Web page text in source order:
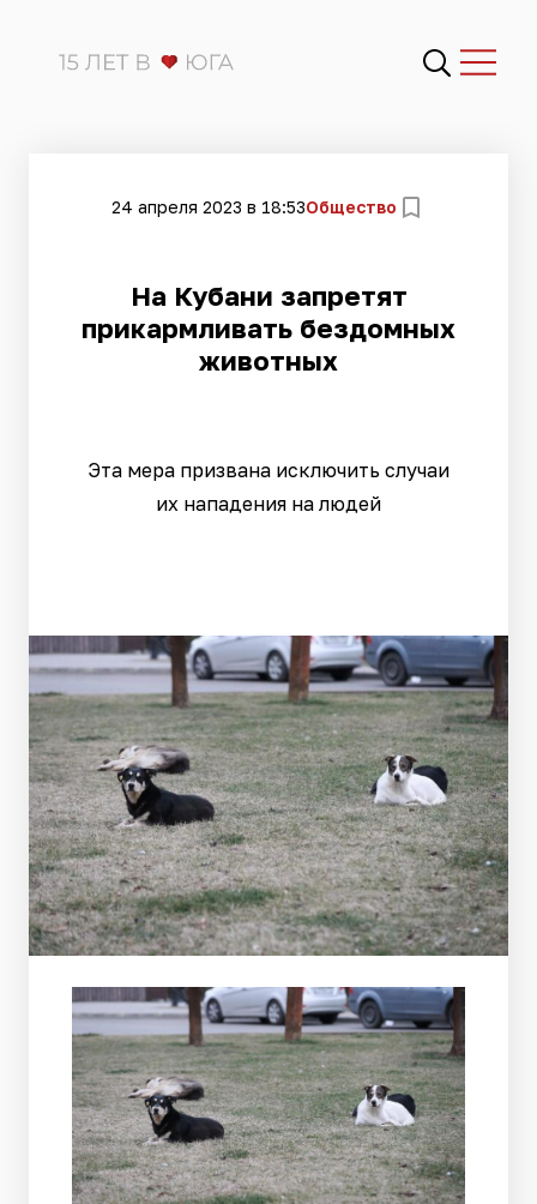
24 апреля 2023 в 18:53Общество
На Кубани запретят
прикармливать бездомных
животных
Эта мера призвана исключить случаи
их нападения на людей